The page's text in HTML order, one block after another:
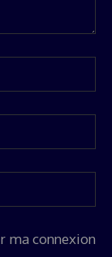
ma connexion